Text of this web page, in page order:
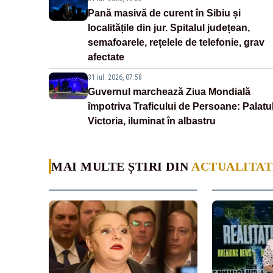
Pană masivă de curent în Sibiu și
localitățile din jur. Spitalul județean,
semafoarele, rețelele de telefonie, grav
afectate
31 iul. 2026, 07:58
Guvernul marchează Ziua Mondială
împotriva Traficului de Persoane:
Victoria, iluminat în albastru
MAI MULTE ȘTIRI DIN